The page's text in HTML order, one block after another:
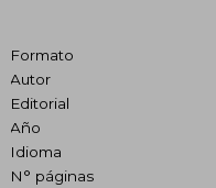
Formato
Autor
Editorial
Año
Idioma
N° páginas